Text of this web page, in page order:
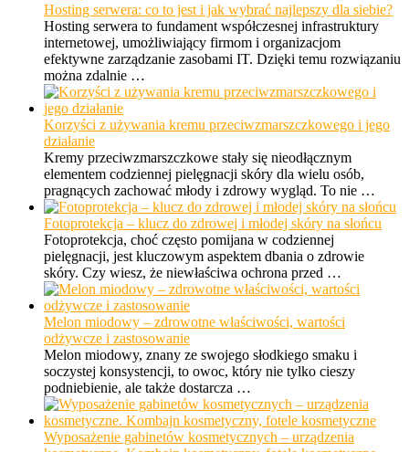
Hosting serwera: co to jest i jak wybrać najlepszy dla siebie?
Hosting serwera to fundament współczesnej infrastruktury
internetowej, umożliwiający firmom i organizacjom
efektywne zarządzanie zasobami IT. Dzięki temu rozwiązaniu
można zdalnie …
Korzyści z używania kremu przeciwzmarszczkowego i jego
działanie
Kremy przeciwzmarszczkowe stały się nieodłącznym
elementem codziennej pielęgnacji skóry dla wielu osób,
pragnących zachować młody i zdrowy wygląd. To nie …
Fotoprotekcja – klucz do zdrowej i młodej skóry na słońcu
Fotoprotekcja, choć często pomijana w codziennej
pielęgnacji, jest kluczowym aspektem dbania o zdrowie
skóry. Czy wiesz, że niewłaściwa ochrona przed …
Melon miodowy – zdrowotne właściwości, wartości
odżywcze i zastosowanie
Melon miodowy, znany ze swojego słodkiego smaku i
soczystej konsystencji, to owoc, który nie tylko cieszy
podniebienie, ale także dostarcza …
Wyposażenie gabinetów kosmetycznych – urządzenia